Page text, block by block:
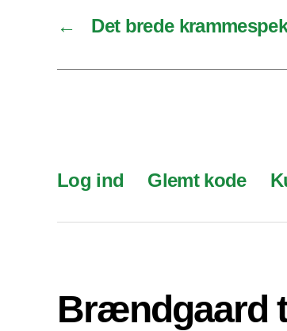
← Det brede
Log ind Glemt kode
Brændgaard